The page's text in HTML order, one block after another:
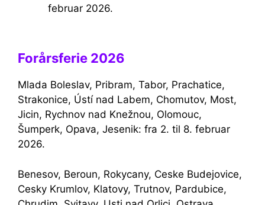
februar 2026.
Forårsferie 2026
Mlada Boleslav, Pribram, Tabor, Prachatice,
Strakonice, Ústí nad Labem, Chomutov, Most,
Jicin, Rychnov nad Knežnou, Olomouc,
Šumperk, Opava, Jesenik: fra 2. til 8. februar
2026.
Benesov, Beroun, Rokycany, Ceske Budejovice,
Cesky Krumlov, Klatovy, Trutnov, Pardubice,